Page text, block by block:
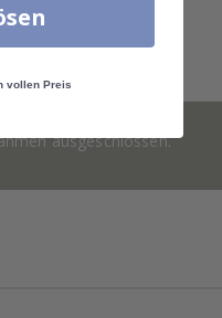
ausgeschlossen.
vollen Preis